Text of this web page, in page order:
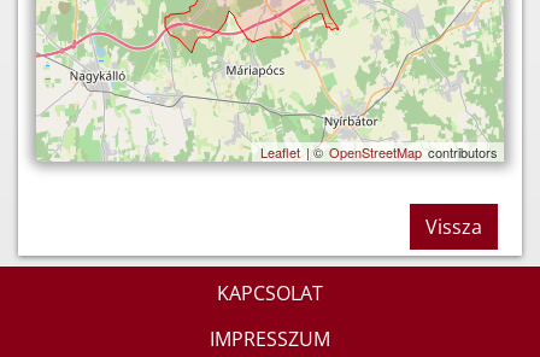
Leaflet| © OpenStreetMap contributors
Vissza
KAPCSOLAT
IMPRESSZUM